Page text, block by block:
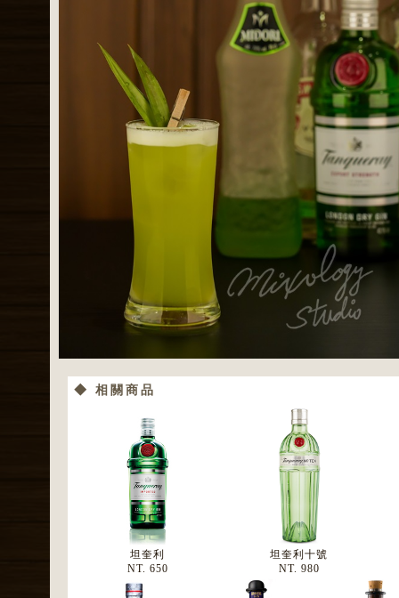
◆ 相關商品
坦奎利
NT. 650
坦奎利十號
NT. 980